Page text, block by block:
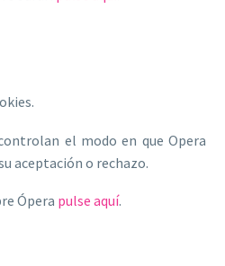
el modo en que Opera
aceptación o rechazo.
Ópera pulse aquí.